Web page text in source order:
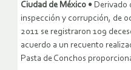
Ciudad de México • Derivado
inspección y corrupción, de
2011 se registraron 109
acuerdo a un recuento
Pasta de Conchos